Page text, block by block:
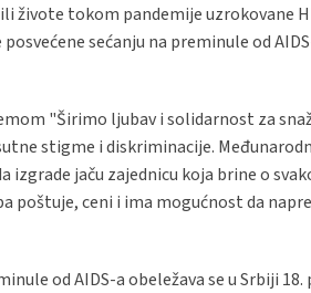
živote tokom pandemije uzrokovane
sećanju na preminule od
"Širimo ljubav i solidarnost za
stigme i diskriminacije.
izgrade jaču zajednicu koja brine o
poštuje, ceni i ima mogućnost da
od AIDS-a obeležava se u Srbiji